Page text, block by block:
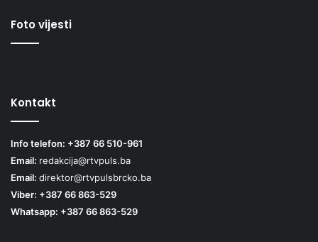
Foto vijesti
Kontakt
Info telefon: +387 66 510-961
Email: redakcija@rtvpuls.ba
Email: direktor@rtvpulsbrcko.ba
Viber: +387 66 863-529
Whatsapp: +387 66 863-529